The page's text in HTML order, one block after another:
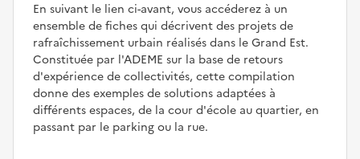
En suivant le lien ci-avant, vous accéderez à un
ensemble de fiches qui décrivent des projets de
rafraîchissement urbain réalisés dans le Grand Est.
Constituée par l'ADEME sur la base de retours
d'expérience de collectivités, cette compilation
donne des exemples de solutions adaptées à
différents espaces, de la cour d'école au quartier, en
passant par le parking ou la rue.